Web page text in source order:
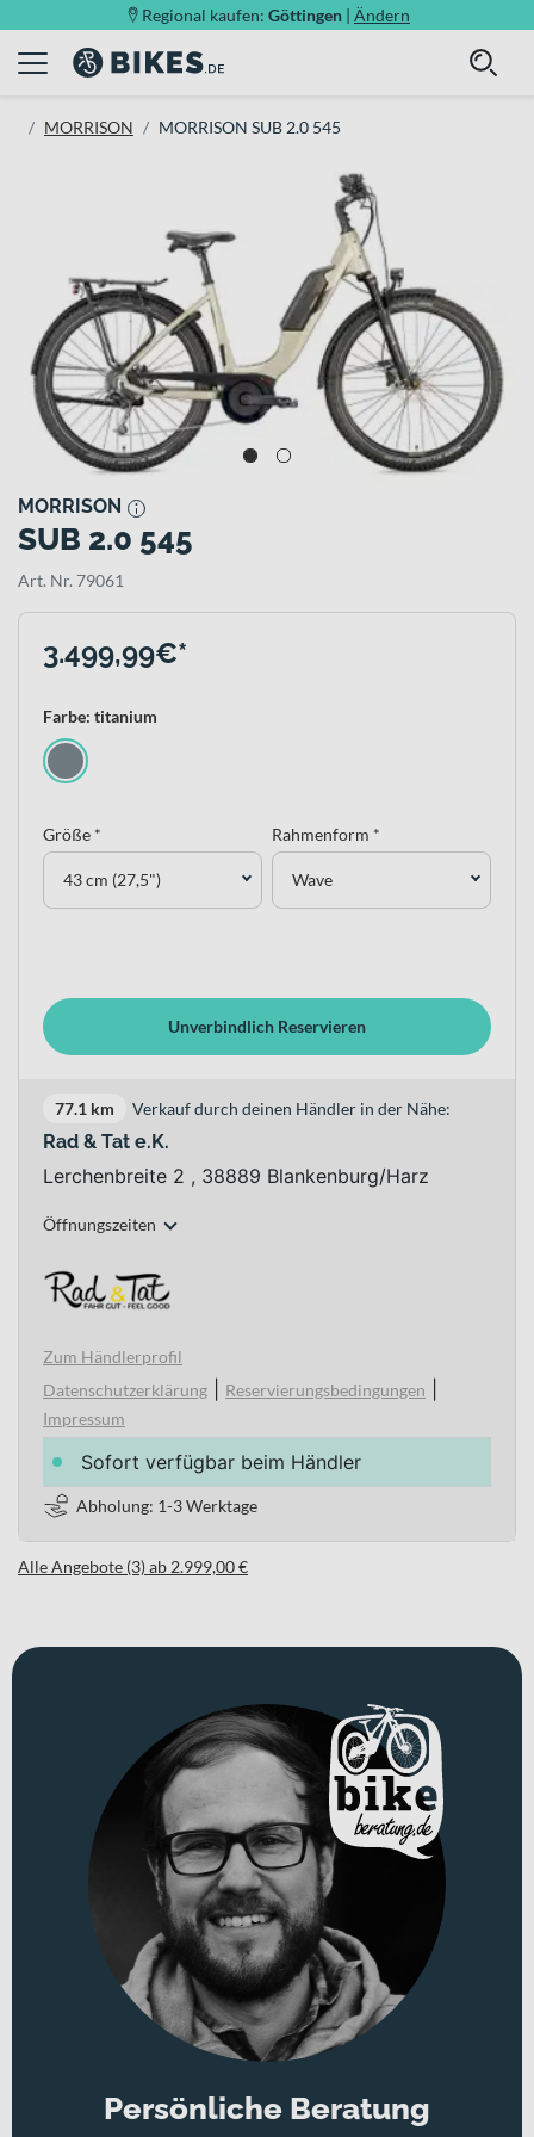
Regional kaufen: Göttingen | Ändern
MORRISON MORRISON SUB 2.0 545
MORRISON
SUB 2.0 545
Art. Nr. 79061
3.499,99€*
Farbe: titanium
Größe *
43 cm (27,5")
Rahmenform *
Wave
Unverbindlich Reservieren
77.1 km Verkauf durch deinen Händler in der Nähe:
Rad & Tat e.K.
Lerchenbreite 2 , 38889 Blankenburg/Harz
Öffnungszeiten
Zum Händlerprofil
Datenschutzerklärung
Reservierungsbedingungen
Impressum
Sofort verfügbar beim Händler
Abholung: 1-3 Werktage
Alle Angebote (3) ab 2.999,00 €
Persönliche Beratung